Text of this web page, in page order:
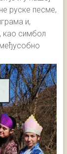
руске песме,
и,
као симбол